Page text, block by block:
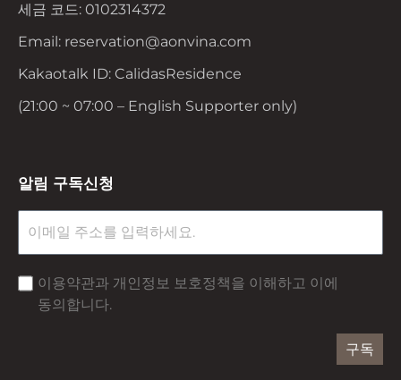
세금 코드: 0102314372
Email: reservation@aonvina.com
Kakaotalk ID: CalidasResidence
(21:00 ~ 07:00 – English Supporter only)
알림 구독신청
이용약관과 개인정보 보호정책을 이해하고 이에
동의합니다.
구독